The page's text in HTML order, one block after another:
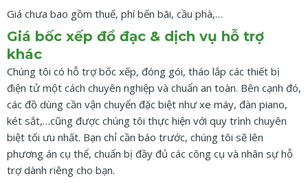
Giá chưa bao gồm thuế, phí bến bãi, cầu phà,…
Giá bốc xếp đồ đạc & dịch vụ hỗ trợ
khác
Chúng tôi có hỗ trợ bốc xếp, đóng gói, tháo lắp các thiết bị
điện tử một cách chuyên nghiệp và chuẩn an toàn. Bên cạnh đó,
các đồ dùng cần vận chuyển đặc biệt như xe máy, đàn piano,
két sắt,…cũng được chúng tôi thực hiện với quy trình chuyên
biệt tối ưu nhất. Bạn chỉ cần báo trước, chúng tôi sẽ lên
phương án cụ thể, chuẩn bị đầy đủ các công cụ và nhân sự hỗ
trợ dành riêng cho bạn.